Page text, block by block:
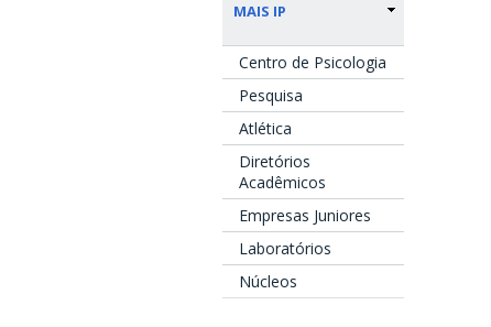
MAIS IP
Centro de Psicologia
Pesquisa
Atlética
Diretórios
Acadêmicos
Empresas Juniores
Laboratórios
Núcleos